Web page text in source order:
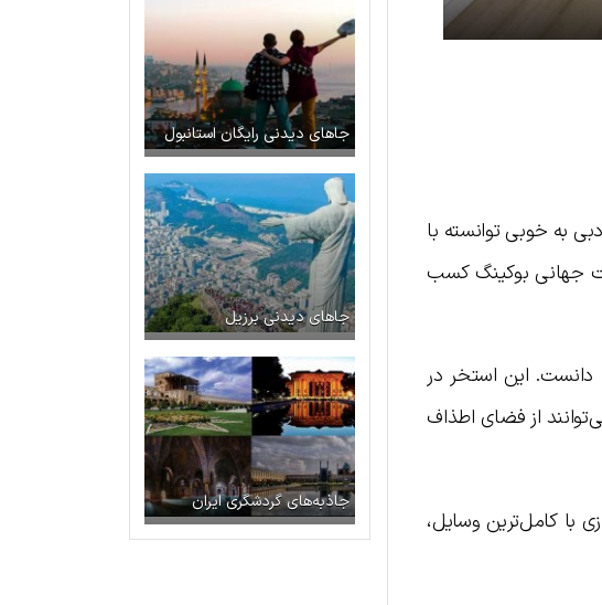
دبی به خوبی توانسته با
بالای ۸٫۹ را از کاربران وب سایت جهانی بوکینگ کسب
دانست. این استخر در
از فضای اطذاف
با کامل‌ترین وسایل،
جاهای دیدنی رایگان استانبول
جاهای دیدنی برزیل
جاذبه‌های گردشگری ایران